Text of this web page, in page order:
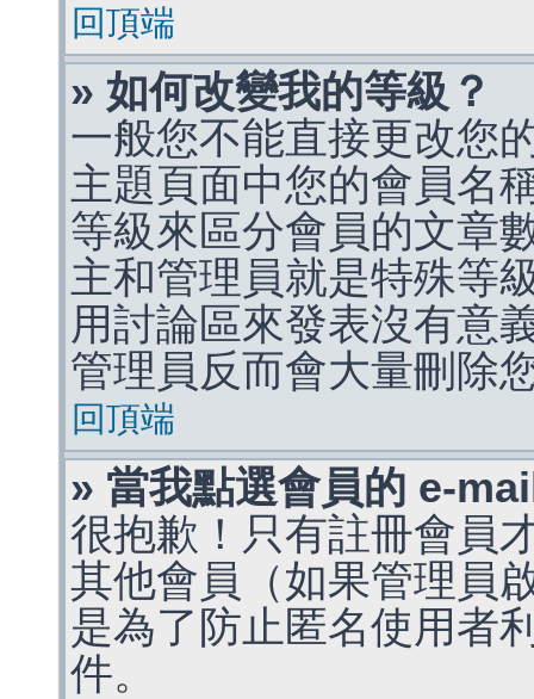
回頂端
» 如何改變我的等級？
一般您不能直接更改您
主題頁面中您的會員名
等級來區分會員的文章
主和管理員就是特殊等
用討論區來發表沒有意
管理員反而會大量刪除
回頂端
» 當我點選會員的 e-
很抱歉！只有註冊會員
其他會員（如果管理員
是為了防止匿名使用者
件。